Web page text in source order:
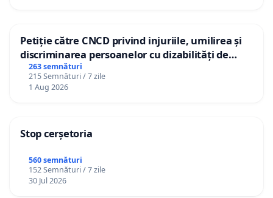
Petiție către CNCD privind injuriile, umilirea și
discriminarea persoanelor cu dizabilități de
către utilizatorul TikTok „Gorici”
263 semnături
215 Semnături / 7 zile
1 Aug 2026
Stop cerșetoria
560 semnături
152 Semnături / 7 zile
30 Jul 2026